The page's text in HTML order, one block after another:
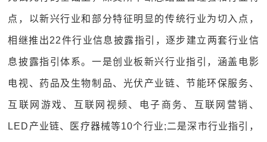
点，以新兴行业和部分特征明显的传统行业为切入点，
相继推出22件行业信息披露指引，逐步建立两套行业信
息披露指引体系。一是创业板新兴行业指引，涵盖电影
电视、药品及生物制品、光伏产业链、节能环保服务、
互联网游戏、互联网视频、电子商务、互联网营销、
LED产业链、医疗器械等10个行业;二是深市行业指引，